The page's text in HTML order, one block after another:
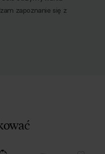
zapoznanie się z